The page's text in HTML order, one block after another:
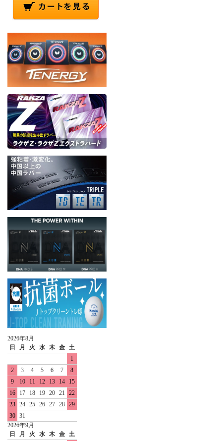
2026年8月
日
月 火 水 木 金 土
1
2
3 4 5 6 7
8
9
10 11 12 13 14
15
16
17 18 19 20 21
22
23 24 25 26 27 28 29
30 31
2026年9月
日
月 火 水 木 金 土